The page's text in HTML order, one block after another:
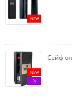
NEW
NEW
%
Сейф